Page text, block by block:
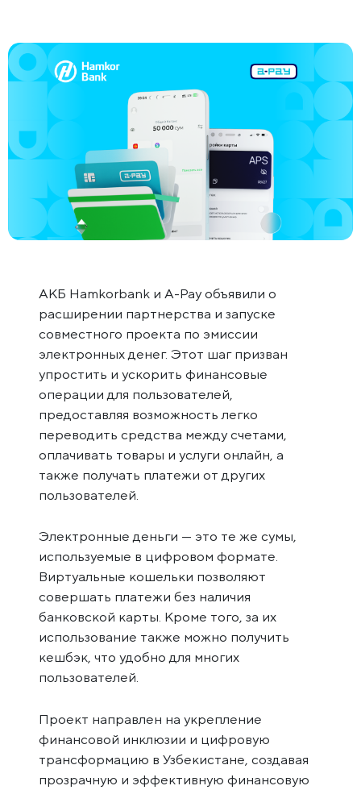
АКБ Hamkorbank и A-Pay объявили о
расширении партнерства и запуске
совместного проекта по эмиссии
электронных денег. Этот шаг призван
упростить и ускорить финансовые
операции для пользователей,
предоставляя возможность легко
переводить средства между счетами,
оплачивать товары и услуги онлайн, а
также получать платежи от других
пользователей.
Электронные деньги — это те же сумы,
используемые в цифровом формате.
Виртуальные кошельки позволяют
совершать платежи без наличия
банковской карты. Кроме того, за их
использование также можно получить
кешбэк, что удобно для многих
пользователей.
Проект направлен на укрепление
финансовой инклюзии и цифровую
трансформацию в Узбекистане, создавая
прозрачную и эффективную финансовую